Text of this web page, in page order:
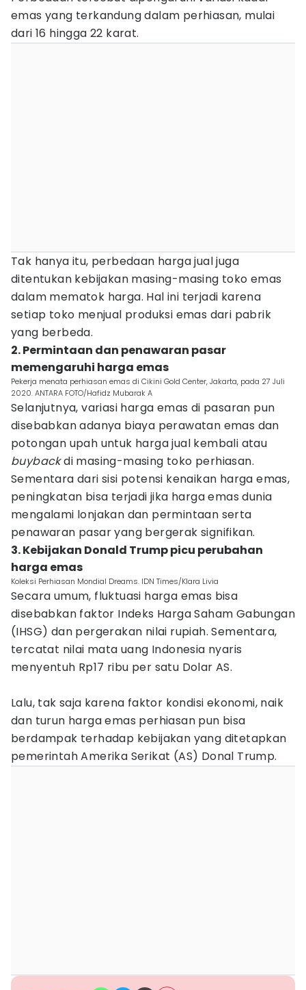
emas yang terkandung dalam perhiasan, mulai
dari 16 hingga 22 karat.
Tak hanya itu, perbedaan harga jual juga
ditentukan kebijakan masing-masing toko emas
dalam mematok harga. Hal ini terjadi karena
setiap toko menjual produksi emas dari pabrik
yang berbeda.
2. Permintaan dan penawaran pasar
memengaruhi harga emas
Pekerja menata perhiasan emas di Cikini Gold Center, Jakarta, pada 27 Juli
2020. ANTARA FOTO/Hafidz Mubarak A
Selanjutnya, variasi harga emas di pasaran pun
disebabkan adanya biaya perawatan emas dan
potongan upah untuk harga jual kembali atau
buybackdi masing-masing toko perhiasan.
Sementara dari sisi potensi kenaikan harga emas,
peningkatan bisa terjadi jika harga emas dunia
mengalami lonjakan dan permintaan serta
penawaran pasar yang bergerak signifikan.
3. Kebijakan Donald Trump picu perubahan
harga emas
Koleksi Perhiasan Mondial Dreams. IDN Times/Klara Livia
Secara umum, fluktuasi harga emas bisa
disebabkan faktor Indeks Harga Saham Gabungan
(IHSG) dan pergerakan nilai rupiah. Sementara,
tercatat nilai mata uang Indonesia nyaris
menyentuh Rp17 ribu per satu Dolar AS.
Lalu, tak saja karena faktor kondisi ekonomi, naik
dan turun harga emas perhiasan pun bisa
berdampak terhadap kebijakan yang ditetapkan
pemerintah Amerika Serikat (AS) Donal Trump.